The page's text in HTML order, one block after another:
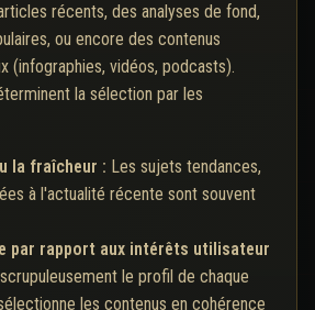
récents, des analyses de fond,
ou encore des contenus
(infographies, vidéos, podcasts).
la sélection par les
la fraîcheur : Les sujets tendances,
à l'actualité récente sont souvent
par rapport aux intérêts utilisateur
le profil de chaque
les contenus en cohérence